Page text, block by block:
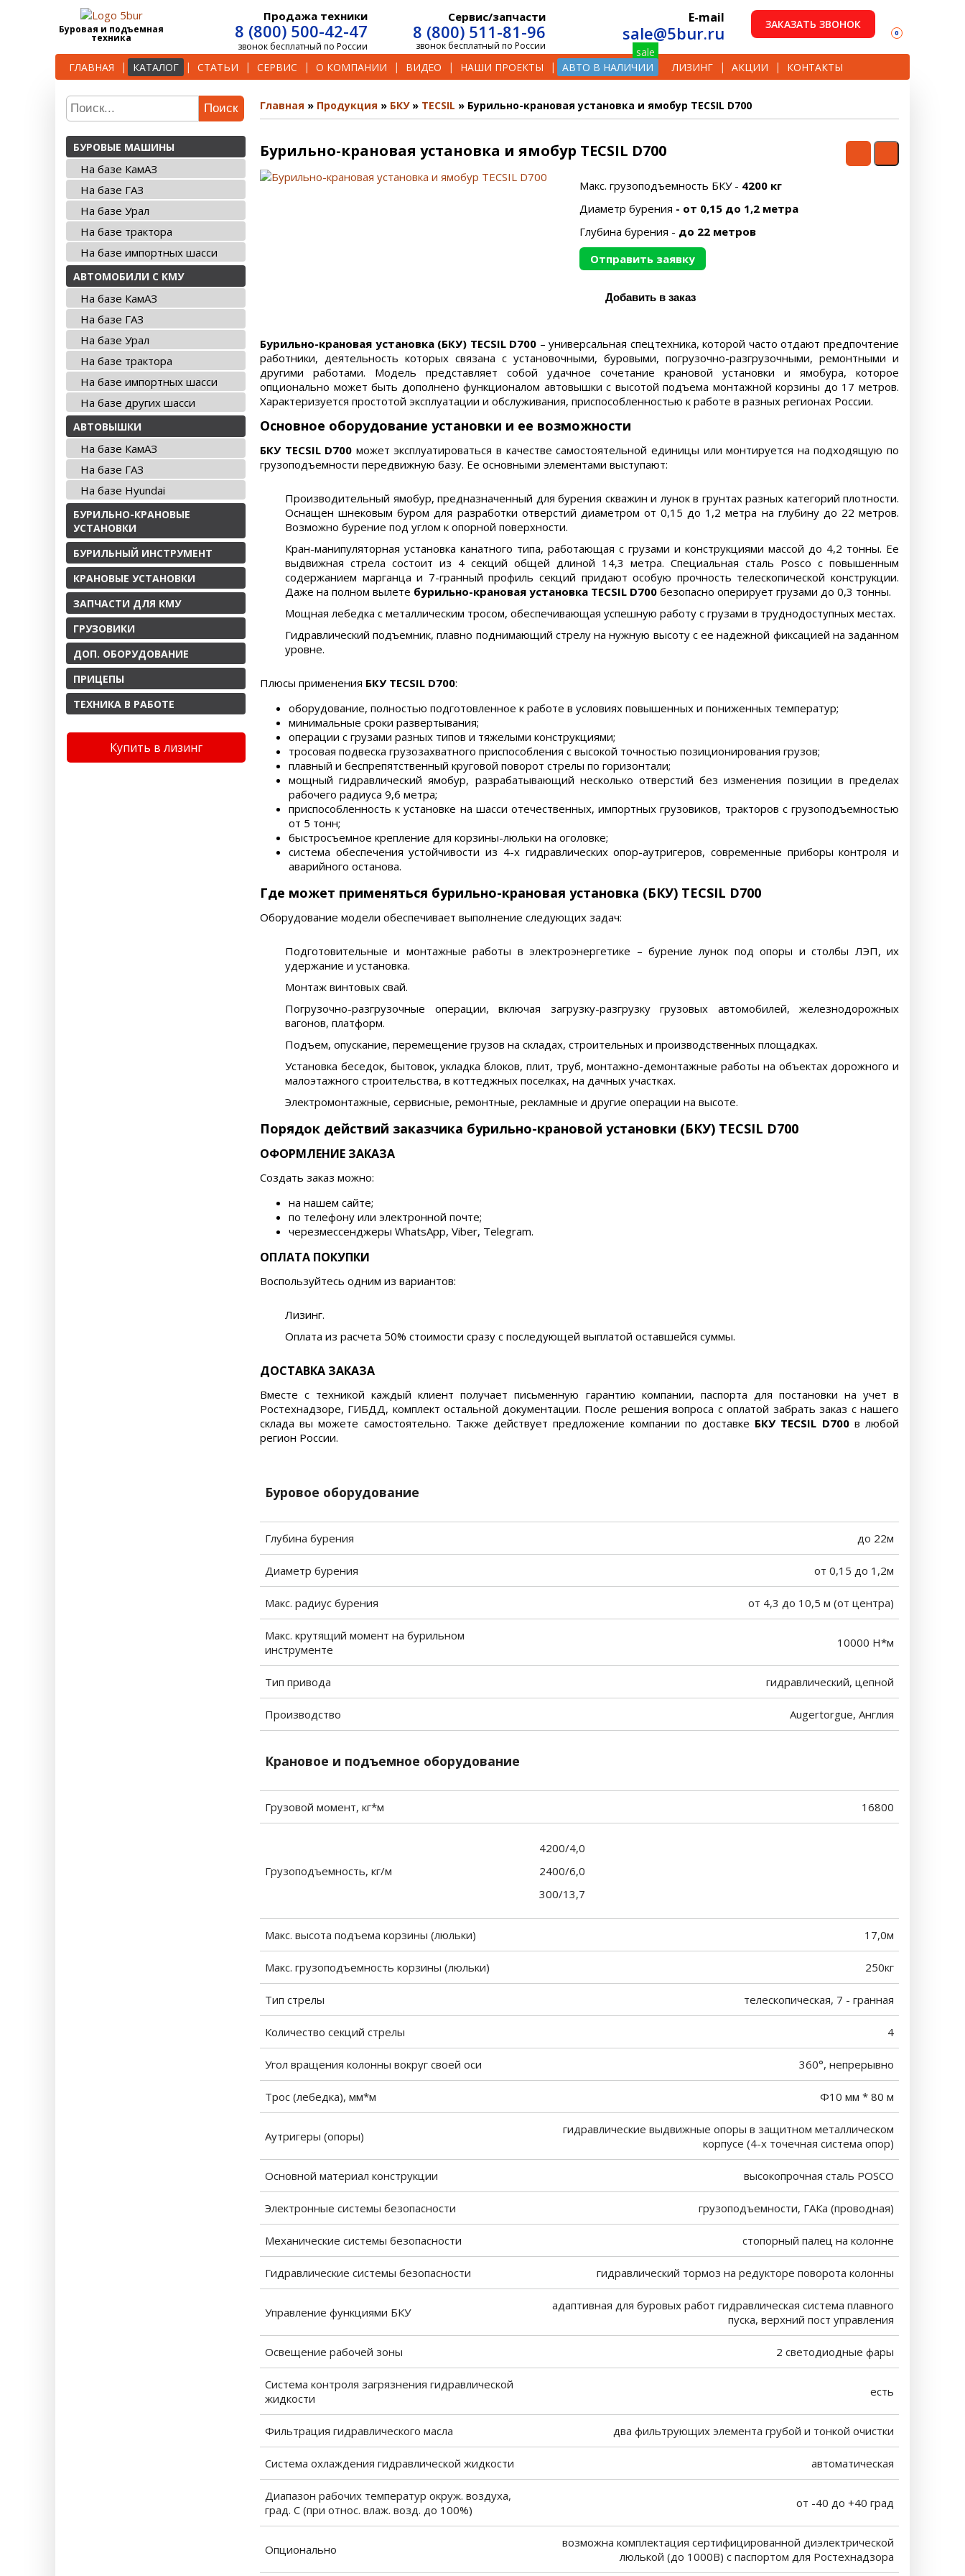
Буровая и подъемная
техника
Продажа техники
8 (800) 500-42-47
звонок бесплатный по России
Сервис/запчасти
8 (800) 511-81-96
звонок бесплатный по России
E-mail
sale@5bur.ru ЗАКАЗАТЬ ЗВОНОК
0
ГЛАВНАЯ КАТАЛОГ СТАТЬИ СЕРВИС О КОМПАНИИ ВИДЕО НАШИ ПРОЕКТЫ АВТО В НАЛИЧИИ ЛИЗИНГ АКЦИИ КОНТАКТЫ
Поиск
БУРОВЫЕ МАШИНЫ
На базе КамАЗ
На базе ГАЗ
На базе Урал
На базе трактора
На базе импортных шасси
АВТОМОБИЛИ С КМУ
На базе КамАЗ
На базе ГАЗ
На базе Урал
На базе трактора
На базе импортных шасси
На базе других шасси
АВТОВЫШКИ
На базе КамАЗ
На базе ГАЗ
На базе Hyundai
БУРИЛЬНО-КРАНОВЫЕ
УСТАНОВКИ
БУРИЛЬНЫЙ ИНСТРУМЕНТ
КРАНОВЫЕ УСТАНОВКИ
ЗАПЧАСТИ ДЛЯ КМУ
ГРУЗОВИКИ
ДОП. ОБОРУДОВАНИЕ
ПРИЦЕПЫ
ТЕХНИКА В РАБОТЕ
Купить в лизинг
Главная Продукция БКУ TECSIL Бурильно-крановая установка и ямобур TECSIL D700
Бурильно-крановая установка и ямобур TECSIL D700
Макс. грузоподъемность БКУ - 4200 кг
Диаметр бурения - от 0,15 до 1,2 метра
Глубина бурения - до 22 метров
Отправить заявку
Бурильно-крановая установка (БКУ) TECSIL D700 – универсальная спецтехника, которой часто отдают предпочтение
работники, деятельность которых связана с установочными, буровыми, погрузочно-разгрузочными, ремонтными и
другими работами. Модель представляет собой удачное сочетание крановой установки и ямобура, которое
опционально может быть дополнено функционалом автовышки с высотой подъема монтажной корзины до 17 метров.
Характеризуется простотой эксплуатации и обслуживания, приспособленностью к работе в разных регионах России.
Основное оборудование установки и ее возможности
БКУ TECSIL D700 может эксплуатироваться в качестве самостоятельной единицы или монтируется на подходящую по
грузоподъемности передвижную базу. Ее основными элементами выступают:
Производительный ямобур, предназначенный для бурения скважин и лунок в грунтах разных категорий плотности.
Оснащен шнековым буром для разработки отверстий диаметром от 0,15 до 1,2 метра на глубину до 22 метров.
Возможно бурение под углом к опорной поверхности.
Кран-манипуляторная установка канатного типа, работающая с грузами и конструкциями массой до 4,2 тонны. Ее
выдвижная стрела состоит из 4 секций общей длиной 14,3 метра. Специальная сталь Posco с повышенным
содержанием марганца и 7-гранный профиль секций придают особую прочность телескопической конструкции.
Даже на полном вылете бурильно-крановая установка TECSIL D700 безопасно оперирует грузами до 0,3 тонны.
Мощная лебедка с металлическим тросом, обеспечивающая успешную работу с грузами в труднодоступных местах.
Гидравлический подъемник, плавно поднимающий стрелу на нужную высоту с ее надежной фиксацией на заданном
уровне.
Плюсы применения БКУ TECSIL D700:
оборудование, полностью подготовленное к работе в условиях повышенных и пониженных температур;
минимальные сроки развертывания;
операции с грузами разных типов и тяжелыми конструкциями;
тросовая подвеска грузозахватного приспособления с высокой точностью позиционирования грузов;
плавный и беспрепятственный круговой поворот стрелы по горизонтали;
мощный гидравлический ямобур, разрабатывающий несколько отверстий без изменения позиции в пределах
рабочего радиуса 9,6 метра;
приспособленность к установке на шасси отечественных, импортных грузовиков, тракторов с грузоподъемностью
от 5 тонн;
быстросъемное крепление для корзины-люльки на оголовке;
система обеспечения устойчивости из 4-х гидравлических опор-аутригеров, современные приборы контроля и
аварийного останова.
Где может применяться бурильно-крановая установка (БКУ) TECSIL D700
Оборудование модели обеспечивает выполнение следующих задач:
Подготовительные и монтажные работы в электроэнергетике – бурение лунок под опоры и столбы ЛЭП, их
удержание и установка.
Монтаж винтовых свай.
Погрузочно-разгрузочные операции, включая загрузку-разгрузку грузовых автомобилей, железнодорожных
вагонов, платформ.
Подъем, опускание, перемещение грузов на складах, строительных и производственных площадках.
Установка беседок, бытовок, укладка блоков, плит, труб, монтажно-демонтажные работы на объектах дорожного и
малоэтажного строительства, в коттеджных поселках, на дачных участках.
Электромонтажные, сервисные, ремонтные, рекламные и другие операции на высоте.
Порядок действий заказчика бурильно-крановой установки (БКУ) TECSIL D700
ОФОРМЛЕНИЕ ЗАКАЗА
Создать заказ можно:
на нашем сайте;
по телефону или электронной почте;
черезмессенджеры WhatsApp, Viber, Telegram.
ОПЛАТА ПОКУПКИ
Воспользуйтесь одним из вариантов:
Лизинг.
Оплата из расчета 50% стоимости сразу с последующей выплатой оставшейся суммы.
ДОСТАВКА ЗАКАЗА
Вместе с техникой каждый клиент получает письменную гарантию компании, паспорта для постановки на учет в
Ростехнадзоре, ГИБДД, комплект остальной документации. После решения вопроса с оплатой забрать заказ с нашего
склада вы можете самостоятельно. Также действует предложение компании по доставке БКУ TECSIL D700 в любой
регион России.
Буровое оборудование
Глубина бурения до 22м
Диаметр бурения от 0,15 до 1,2м
Макс. радиус бурения от 4,3 до 10,5 м (от центра)
Макс. крутящий момент на бурильном
инструменте
10000 Н*м
Тип привода гидравлический, цепной
Производство Augertorgue, Англия
Крановое и подъемное оборудование
Грузовой момент, кг*м 16800
Грузоподъемность, кг/м
4200/4,0
2400/6,0
300/13,7
Макс. высота подъема корзины (люльки) 17,0м
Макс. грузоподъемность корзины (люльки) 250кг
Тип стрелы телескопическая, 7 - гранная
Количество секций стрелы 4
Угол вращения колонны вокруг своей оси 360°, непрерывно
Трос (лебедка), мм*м Φ10 мм * 80 м
Аутригеры (опоры)
гидравлические выдвижные опоры в защитном металлическом
корпусе (4-х точечная система опор)
Основной материал конструкции высокопрочная сталь POSCO
Электронные системы безопасности грузоподъемности, ГАКа (проводная)
Механические системы безопасности стопорный палец на колонне
Гидравлические системы безопасности гидравлический тормоз на редукторе поворота колонны
Управление функциями БКУ
адаптивная для буровых работ гидравлическая система плавного
пуска, верхний пост управления
Освещение рабочей зоны 2 светодиодные фары
Система контроля загрязнения гидравлической
жидкости
есть
Фильтрация гидравлического масла два фильтрующих элемента грубой и тонкой очистки
Система охлаждения гидравлической жидкости автоматическая
Диапазон рабочих температур окруж. воздуха,
град. С (при относ. влаж. возд. до 100%)
от -40 до +40 град
Опционально
возможна комплектация сертифицированной диэлектрической
люлькой (до 1000В) с паспортом для Ростехнадзора